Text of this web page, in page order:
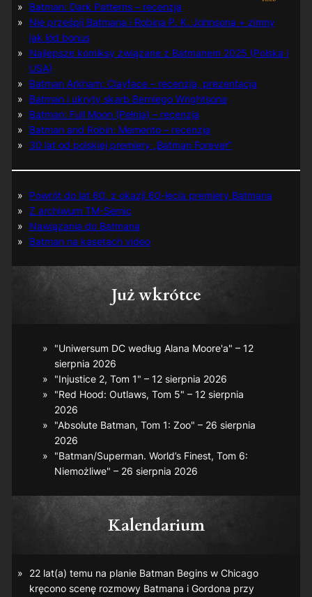
Batman: Dark Patterns – recenzja
Nie prześpij Batmana i Robina P. K. Johnsona + zimny
jak lód bonus
Najlepsze komiksy związane z Batmanem 2025 (Polska i
USA)
Batman Arkham: Clayface – recenzja, prezentacja
Batman i ukryty skarb Berniego Wrightsona
Batman: Full Moon (Pełnia) – recenzja
Batman and Robin: Memento – recenzja
30 lat od polskiej premiery „Batman Forever”
Powrót do lat 60. z okazji 60-lecia premiery Batmana
Z archiwum TM-Semic
Nawiązania do Batmana
Batman na kasetach video
Już wkrótce
"Uniwersum DC według Alana Moore'a" – 12
sierpnia 2026
"Injustice 2, Tom 1" – 12 sierpnia 2026
"Red Hood: Outlaws, Tom 5" – 12 sierpnia
2026
"Absolute Batman, Tom 1: Zoo" – 26 sierpnia
2026
"Batman/Superman. World’s Finest, Tom 6:
Niemożliwe" – 26 sierpnia 2026
Kalendarium
22 lat(a) temu na planie Batman Beginsw Chicago
kręcono scenę rozmowy Batmana i Gordona przy